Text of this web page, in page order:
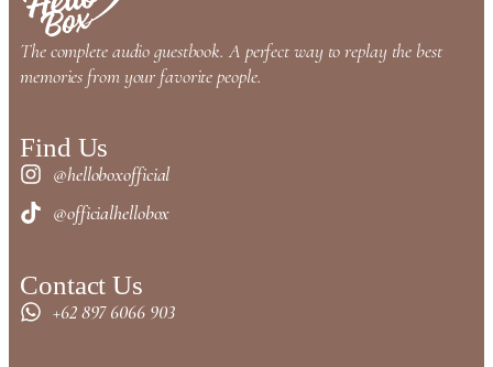
The complete audio guestbook. A perfect way to replay the best
memories from your favorite people.
Find Us
@helloboxofficial
@officialhellobox
Contact Us
+62 897 6066 903